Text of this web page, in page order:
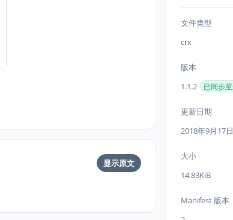
显示原文
文件类型
crx
版本
1.1.2
已同步
更新日期
2018年9月17日
大小
14.83KiB
Manifest 版本